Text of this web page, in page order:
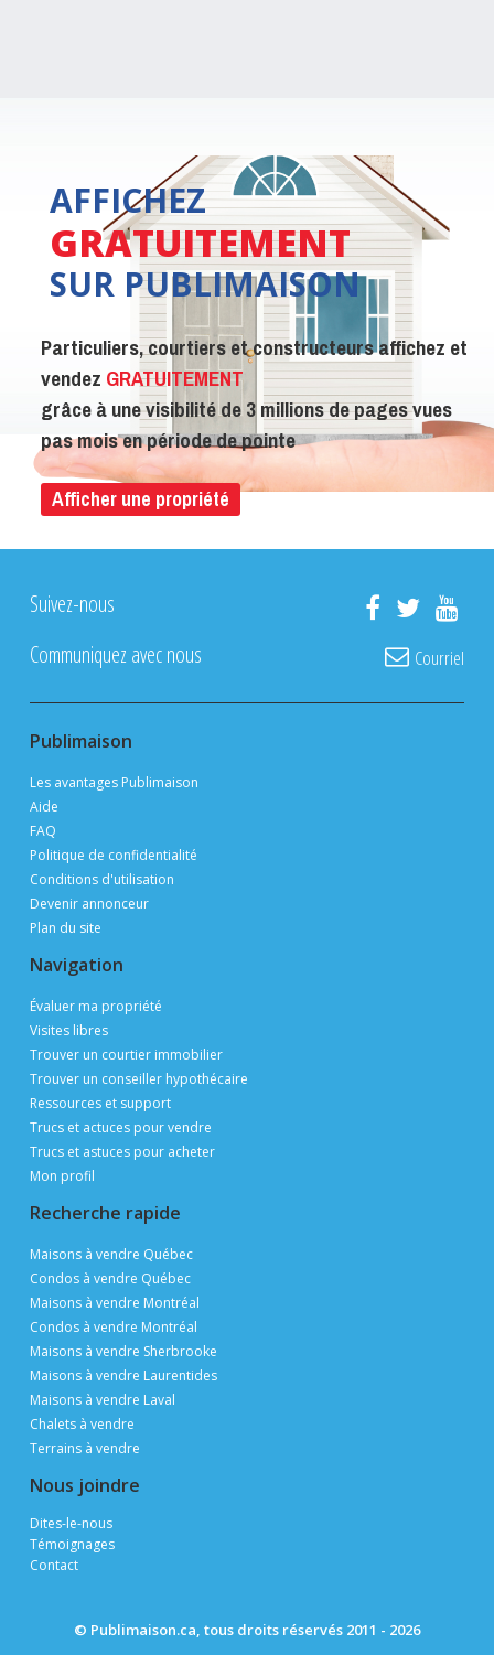
AFFICHEZ
GRATUITEMENT
SUR PUBLIMAISON
Particuliers, courtiers et constructeurs affichez et
vendez GRATUITEMENT
grâce à une visibilité de 3 millions de pages vues
pas mois en période de pointe
Afficher une propriété
Suivez-nous
Communiquez avec nous
Courriel
Publimaison
Les avantages Publimaison
Aide
FAQ
Politique de confidentialité
Conditions d'utilisation
Devenir annonceur
Plan du site
Navigation
Évaluer ma propriété
Visites libres
Trouver un courtier immobilier
Trouver un conseiller hypothécaire
Ressources et support
Trucs et actuces pour vendre
Trucs et astuces pour acheter
Mon profil
Recherche rapide
Maisons à vendre Québec
Condos à vendre Québec
Maisons à vendre Montréal
Condos à vendre Montréal
Maisons à vendre Sherbrooke
Maisons à vendre Laurentides
Maisons à vendre Laval
Chalets à vendre
Terrains à vendre
Nous joindre
Dites-le-nous
Témoignages
Contact
© Publimaison.ca, tous droits réservés 2011 - 2026